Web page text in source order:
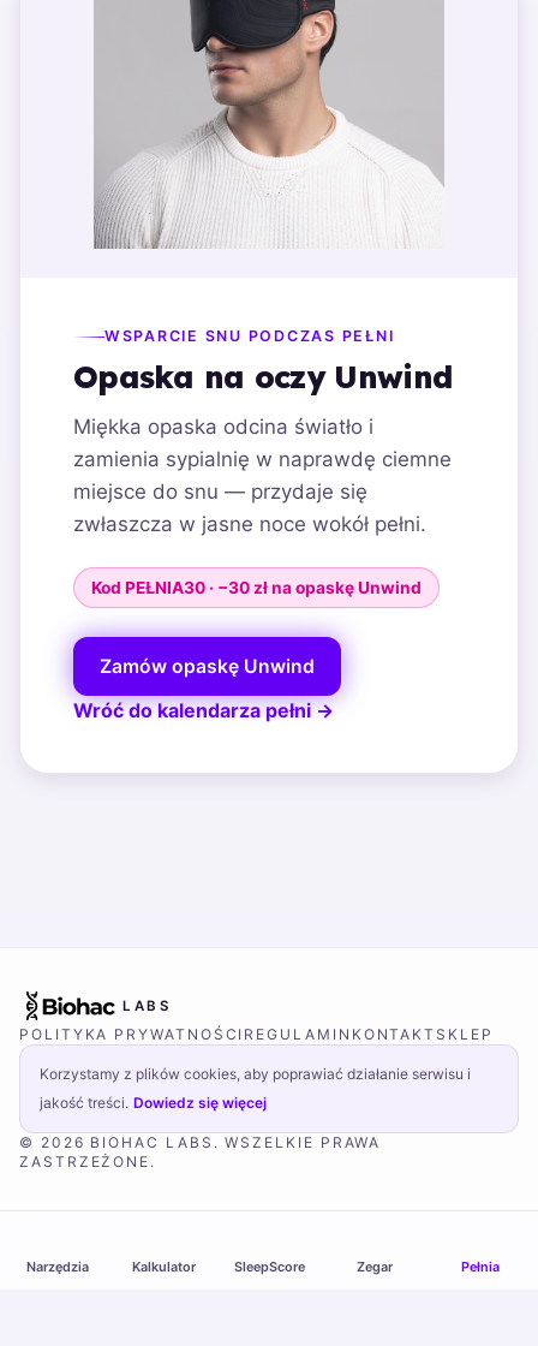
WSPARCIE SNU PODCZAS PEŁNI
Opaska na oczy Unwind
Miękka opaska odcina światło i
zamienia sypialnię w naprawdę ciemne
miejsce do snu — przydaje się
zwłaszcza w jasne noce wokół pełni.
Kod PEŁNIA30 · −30 zł na opaskę Unwind
Zamów opaskę Unwind
Wróć do kalendarza pełni →
LABS
POLITYKA PRYWATNOŚCI REGULAMIN KONTAKT SKLEP
Korzystamy z plików cookies, aby poprawiać działanie serwisu i
jakość treści. Dowiedz się więcej
© 2026 BIOHAC LABS. WSZELKIE PRAWA
ZASTRZEŻONE.
Narzędzia Kalkulator SleepScore Zegar Pełnia